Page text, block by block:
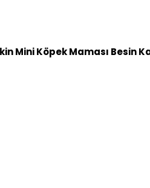
Mini Köpek Maması Besin